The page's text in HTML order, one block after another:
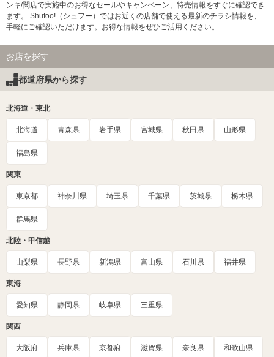
ンキ/関店で実施中のお得なセールやキャンペーン、特売情報をすぐに確認でき
ます。 Shufoo!（シュフー）ではお近くの店舗で使える最新のチラシ情報を、
手軽にご確認いただけます。お得な情報をぜひご活用ください。
お店を探す
都道府県から探す
北海道・東北
北海道 青森県 岩手県 宮城県 秋田県 山形県
福島県
関東
東京都 神奈川県 埼玉県 千葉県 茨城県 栃木県
群馬県
北陸・甲信越
山梨県 長野県 新潟県 富山県 石川県 福井県
東海
愛知県 静岡県 岐阜県 三重県
関西
大阪府 兵庫県 京都府 滋賀県 奈良県 和歌山県